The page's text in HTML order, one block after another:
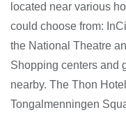
located near various
could choose from:
the National Theatre
Shopping centers and
nearby. The Thon
Tongalmenningen